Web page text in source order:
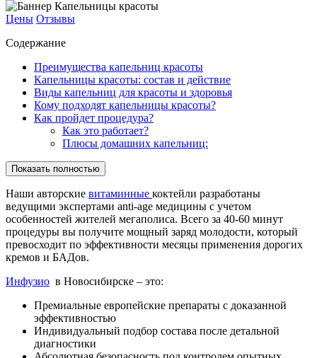
Цены Отзывы
Содержание
Преимущества капельниц красоты
Капельницы красоты: состав и действие
Виды капельниц для красоты и здоровья
Кому подходят капельницы красоты?
Как пройдет процедура?
Как это работает?
Плюсы домашних капельниц:
Показать полностью
Наши авторские витаминные коктейли разработаны
ведущими экспертами anti-age медицины с учетом
особенностей жителей мегаполиса. Всего за 40-60 минут
процедуры вы получите мощный заряд молодости, который
превосходит по эффективности месяцы применения дорогих
кремов и БАДов.
Инфузио в Новосибирске – это:
Премиальные европейские препараты с доказанной
эффективностью
Индивидуальный подбор состава после детальной
диагностики